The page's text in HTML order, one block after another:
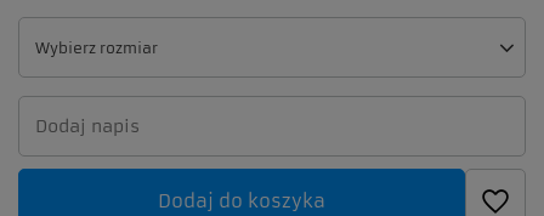
Wybierz rozmiar
Wybierz rozmiar
Dodaj do koszyka